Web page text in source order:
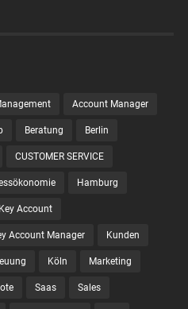
Account Manager
Beratung Berlin
CUSTOMER SERVICE
Hamburg
Key Account
Account Manager Kunden
Köln Marketing
Saas Sales